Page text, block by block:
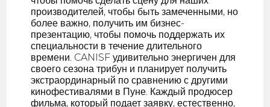
производителей, чтобы быть замеченными, но
более важно, получить им бизнес-
презентацию, чтобы помочь поддержать их
специальности в течение длительного
времени. CANISF удивительно энергичен для
своего сезона трибун и планирует получить
экстраординарный по сравнению с другими
кинофестивалями в Пуне. Каждый продюсер
фильма, который подает заявку, естественно,